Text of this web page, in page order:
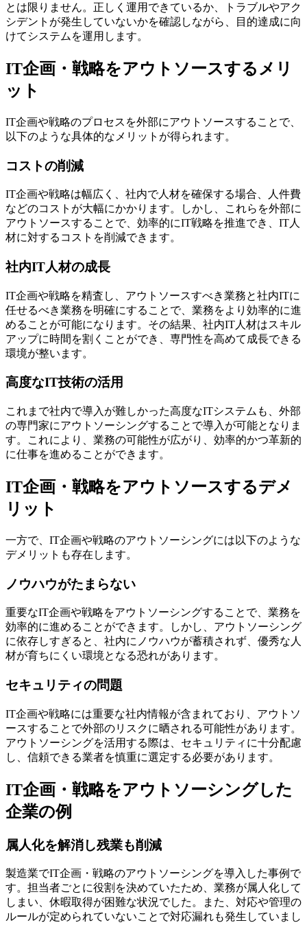
とは限りません。正しく運用できているか、トラブルやアク
シデントが発生していないかを確認しながら、目的達成に向
けてシステムを運用します。
IT企画・戦略をアウトソースするメリ
ット
IT企画や戦略のプロセスを外部にアウトソースすることで、
以下のような具体的なメリットが得られます。
コストの削減
IT企画や戦略は幅広く、社内で人材を確保する場合、人件費
などのコストが大幅にかかります。しかし、これらを外部に
アウトソースすることで、効率的にIT戦略を推進でき、IT人
材に対するコストを削減できます。
社内IT人材の成長
IT企画や戦略を精査し、アウトソースすべき業務と社内ITに
任せるべき業務を明確にすることで、業務をより効率的に進
めることが可能になります。その結果、社内IT人材はスキル
アップに時間を割くことができ、専門性を高めて成長できる
環境が整います。
高度なIT技術の活用
これまで社内で導入が難しかった高度なITシステムも、外部
の専門家にアウトソーシングすることで導入が可能となりま
す。これにより、業務の可能性が広がり、効率的かつ革新的
に仕事を進めることができます。
IT企画・戦略をアウトソースするデメ
リット
一方で、IT企画や戦略のアウトソーシングには以下のような
デメリットも存在します。
ノウハウがたまらない
重要なIT企画や戦略をアウトソーシングすることで、業務を
効率的に進めることができます。しかし、アウトソーシング
に依存しすぎると、社内にノウハウが蓄積されず、優秀な人
材が育ちにくい環境となる恐れがあります。
セキュリティの問題
IT企画や戦略には重要な社内情報が含まれており、アウトソ
ースすることで外部のリスクに晒される可能性があります。
アウトソーシングを活用する際は、セキュリティに十分配慮
し、信頼できる業者を慎重に選定する必要があります。
IT企画・戦略をアウトソーシングした
企業の例
属人化を解消し残業も削減
製造業でIT企画・戦略のアウトソーシングを導入した事例で
す。担当者ごとに役割を決めていたため、業務が属人化して
しまい、休暇取得が困難な状況でした。また、対応や管理の
ルールが定められていないことで対応漏れも発生していまし